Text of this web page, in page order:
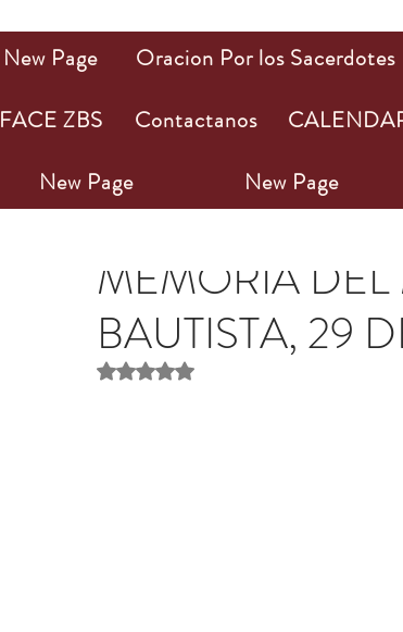
MEMORIA
BAUTISTA, 29
Obtuvo NaN de 5 estrellas.
New Page Oracion Por los Sacerdotes
FACE ZBS
Contactanos
New Page
New Page